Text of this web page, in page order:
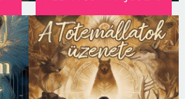
bejelentkezés